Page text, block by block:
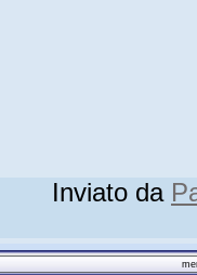
Inviato da